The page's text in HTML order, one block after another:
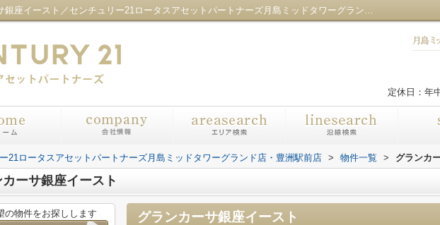
グランカーサ銀座イースト／センチュリー21ロータスアセットパートナーズ月島ミッドタワーグランド店・豊洲駅前店
定休日：年
21ロータスアセットパートナーズ月島ミッドタワーグランド店・豊洲駅前店 > 物件一覧 > グランカ
ーサ銀座イースト
グランカーサ銀座イースト
の物件をお探しします